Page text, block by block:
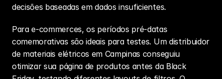
decisões baseadas em dados insuficientes.
Para e-commerces, os períodos pré-datas
comemorativas são ideais para testes. Um distribuidor
de materiais elétricos em Campinas conseguiu
otimizar sua página de produtos antes da Black